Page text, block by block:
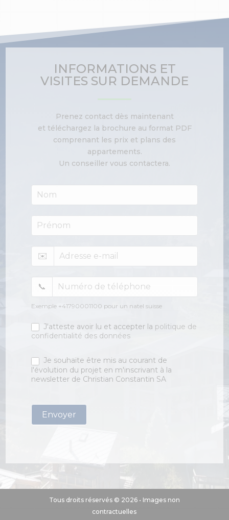
INFORMATIONS ET
VISITES SUR DEMANDE
Prenez contact dès maintenant
et téléchargez la brochure au format PDF
comprenant les prix et plans des
appartements.
Un conseiller vous contactera.
Le
✉️
📞
Exemple +41790001100 pour un natel suisse
J'atteste avoir lu et accepter la politique de
confidentialité des données
Je souhaite être mis au courant de
l'évolution du projet en m'inscrivant à la
newsletter de Christian Constantin SA
Envoyer
Tous droits réservés © 2026 • Images non
contractuelles